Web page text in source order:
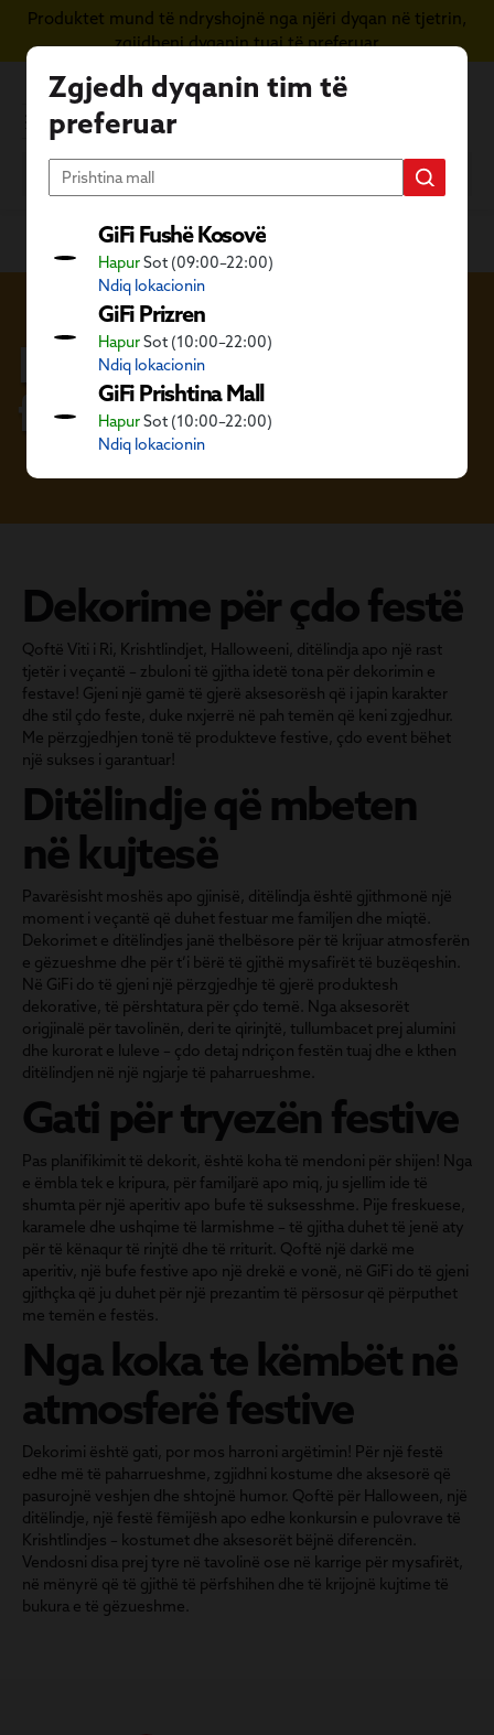
Kapërce te përmbajtja kryesore
Produktet mund të ndryshojnë nga njëri dyqan në tjetrin,
zgjidheni dyqanin tuaj të preferuar
Zgjedh dyqanin tim të
preferuar
GiFi Fushë Kosovë
HapurSot (09:00–22:00)
Ndiq lokacionin
GiFi Prizren
HapurSot (10:00–22:00)
Ndiq lokacionin
GiFi Prishtina Mall
HapurSot (10:00–22:00)
Ndiq lokacionin
Dekorime për çdo
festë
Dekorime për çdo festë
Qoftë Viti i Ri, Krishtlindjet, Halloweeni, ditëlindja apo një rast
tjetër i veçantë – zbuloni të gjitha idetë tona për dekorimin e
festave! Gjeni një gamë të gjerë aksesorësh që i japin karakter
dhe stil çdo feste, duke nxjerrë në pah temën që keni zgjedhur.
Me përzgjedhjen tonë të produkteve festive, çdo event bëhet
një sukses i garantuar!
Ditëlindje që mbeten
në kujtesë
Pavarësisht moshës apo gjinisë, ditëlindja është gjithmonë një
moment i veçantë që duhet festuar me familjen dhe miqtë.
Dekorimet e ditëlindjes janë thelbësore për të krijuar atmosferën
e gëzueshme dhe për t’i bërë të gjithë mysafirët të buzëqeshin.
Në GiFi do të gjeni një përzgjedhje të gjerë produktesh
dekorative, të përshtatura për çdo temë. Nga aksesorët
origjinalë për tavolinën, deri te qirinjtë, tullumbacet prej alumini
dhe kurorat e luleve – çdo detaj ndriçon festën tuaj dhe e kthen
ditëlindjen në një ngjarje të paharrueshme.
Gati për tryezën festive
Pas planifikimit të dekorit, është koha të mendoni për shijen! Nga
e ëmbla tek e kripura, për familjarë apo miq, ju sjellim ide të
shumta për një aperitiv apo bufe të suksesshme. Pije freskuese,
karamele dhe ushqime të larmishme – të gjitha duhet të jenë aty
për të kënaqur të rinjtë dhe të rriturit. Qoftë një darkë me
aperitiv, një bufe festive apo një drekë e vonë, në GiFi do të gjeni
gjithçka që ju duhet për një prezantim të përsosur që përputhet
me temën e festës.
Nga koka te këmbët në
atmosferë festive
Dekorimi është gati, por mos harroni argëtimin! Për një festë
edhe më të paharrueshme, zgjidhni kostume dhe aksesorë që
pasurojnë veshjen dhe shtojnë humor. Qoftë për Halloween, një
ditëlindje, një festë fëmijësh apo edhe konkursin e pulovrave të
Krishtlindjes – kostumet dhe aksesorët bëjnë diferencën.
Vendosni disa prej tyre në tavolinë ose në karrige për mysafirët,
në mënyrë që të gjithë të përfshihen dhe të krijojnë kujtime të
bukura e të gëzueshme.